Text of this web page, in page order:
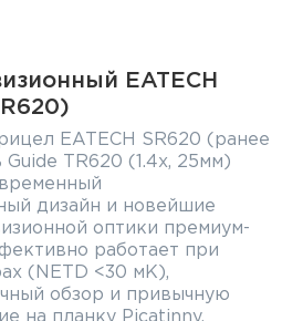
EATECH
EATECH SR620 (ранее
Guide TR620 (1.4x, 25мм)
дизайн и новейшие
оптики премиум-
работает при
(NETD <30 мК),
обзор и привычную
на планку Picatinny,